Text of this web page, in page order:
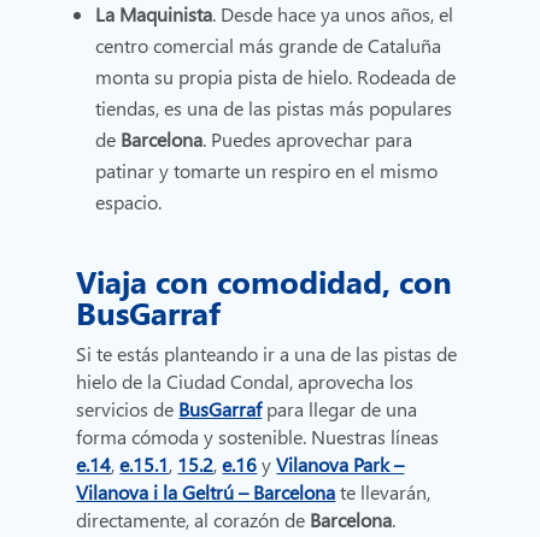
La Maquinista. Desde hace ya unos años, el
centro comercial más grande de Cataluña
monta su propia pista de hielo. Rodeada de
tiendas, es una de las pistas más populares
de Barcelona. Puedes aprovechar para
patinar y tomarte un respiro en el mismo
espacio.
Viaja con comodidad, con
BusGarraf
Si te estás planteando ir a una de las pistas de
hielo de la Ciudad Condal, aprovecha los
servicios de BusGarrafpara llegar de una
forma cómoda y sostenible. Nuestras líneas
e.14,e.15.1, 15.2,e.16yVilanova Park –
Vilanova i la Geltrú – Barcelona te llevarán,
directamente, al corazón de Barcelona.